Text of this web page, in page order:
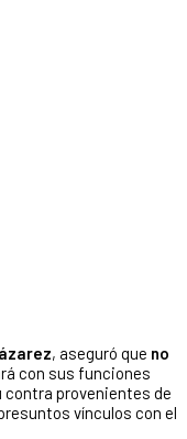
, aseguró que no
con sus funciones
provenientes de
vínculos con el